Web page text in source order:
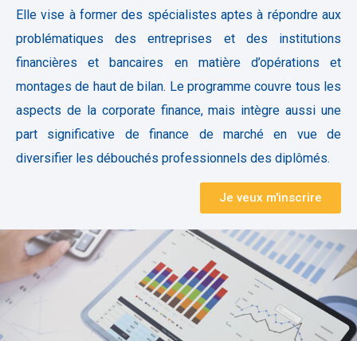
Elle vise à former des spécialistes aptes à répondre aux
problématiques des entreprises et des institutions
financières et bancaires en matière d’opérations et
montages de haut de bilan. Le programme couvre tous les
aspects de la corporate finance, mais intègre aussi une
part significative de finance de marché en vue de
diversifier les débouchés professionnels des diplômés.
Je veux m'inscrire